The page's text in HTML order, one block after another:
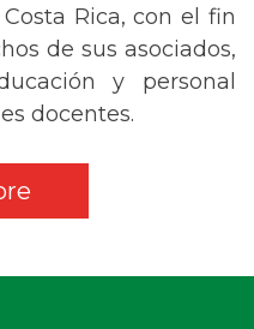
Rica, con el fin
de sus asociados,
y personal
docentes.